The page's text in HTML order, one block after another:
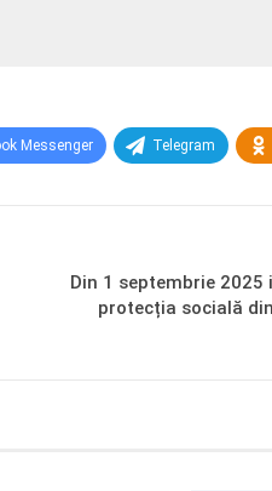
Messenger Telegram
Din 1 septembrie
protecția socială